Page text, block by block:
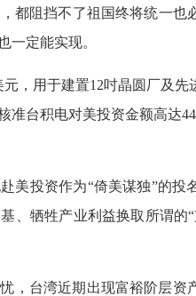
都阻挡不了祖国终将统一也
一定能实现。
，用于建置12吋晶圆厂及
准台积电对美投资金额高达
美投资作为“倚美谋独”的投
、牺牲产业利益换取所谓的
，台湾近期出现富裕阶层资